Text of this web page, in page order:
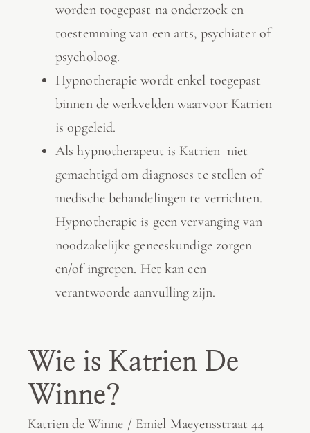
worden toegepast na onderzoek en
toestemming van een arts, psychiater of
psycholoog.
Hypnotherapie wordt enkel toegepast
binnen de werkvelden waarvoor Katrien
is opgeleid.
Als hypnotherapeut is Katrien niet
gemachtigd om diagnoses te stellen of
medische behandelingen te verrichten.
Hypnotherapie is geen vervanging van
noodzakelijke geneeskundige zorgen
en/of ingrepen. Het kan een
verantwoorde aanvulling zijn.
Wie is Katrien De
Winne?
Katrien de Winne / Emiel Maeyensstraat 44